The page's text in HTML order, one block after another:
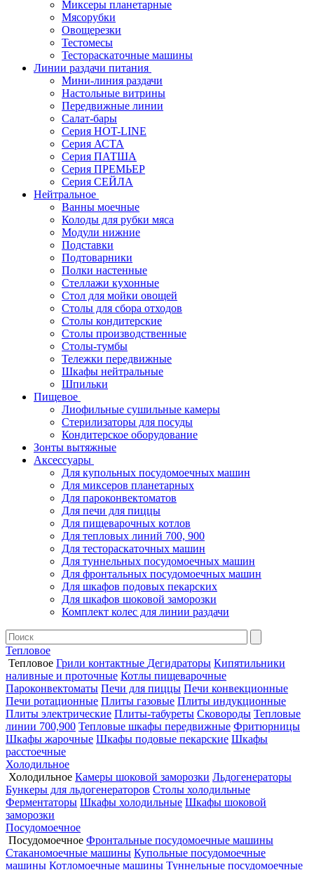
Миксеры планетарные
Мясорубки
Овощерезки
Тестомесы
Тестораскаточные машины
Линии раздачи питания
Мини-линия раздачи
Настольные витрины
Передвижные линии
Салат-бары
Серия HOT-LINE
Серия АСТА
Серия ПАТША
Серия ПРЕМЬЕР
Серия СЕЙЛА
Нейтральное
Ванны моечные
Колоды для рубки мяса
Модули нижние
Подставки
Подтоварники
Полки настенные
Стеллажи кухонные
Стол для мойки овощей
Столы для сбора отходов
Столы кондитерские
Столы производственные
Столы-тумбы
Тележки передвижные
Шкафы нейтральные
Шпильки
Пищевое
Лиофильные сушильные камеры
Стерилизаторы для посуды
Кондитерское оборудование
Зонты вытяжные
Аксессуары
Для купольных посудомоечных машин
Для миксеров планетарных
Для пароконвектоматов
Для печи для пиццы
Для пищеварочных котлов
Для тепловых линий 700, 900
Для тестораскаточных машин
Для туннельных посудомоечных машин
Для фронтальных посудомоечных машин
Для шкафов подовых пекарских
Для шкафов шоковой заморозки
Комплект колес для линии раздачи
Тепловое
Тепловое Грили контактные Дегидраторы Кипятильники
наливные и проточные Котлы пищеварочные
Пароконвектоматы Печи для пиццы Печи конвекционные
Печи ротационные Плиты газовые Плиты индукционные
Плиты электрические Плиты-табуреты Сковороды Тепловые
линии 700,900 Тепловые шкафы передвижные Фритюрницы
Шкафы жарочные Шкафы подовые пекарские Шкафы
расстоечные
Холодильное
Холодильное Камеры шоковой заморозки Льдогенераторы
Бункеры для льдогенераторов Столы холодильные
Ферментаторы Шкафы холодильные Шкафы шоковой
заморозки
Посудомоечное
Посудомоечное Фронтальные посудомоечные машины
Стаканомоечные машины Купольные посудомоечные
машины Котломоечные машины Туннельные посудомоечные